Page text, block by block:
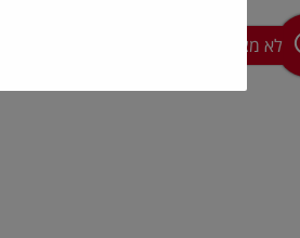
לא מצאתם מוצר?